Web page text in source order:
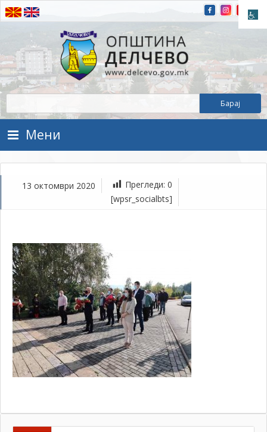
Прескокнете на содржината
Општина Делчево
Општина Делчево
Мени
13 октомври 2020 Прегледи: 0
[wpsr_socialbts]